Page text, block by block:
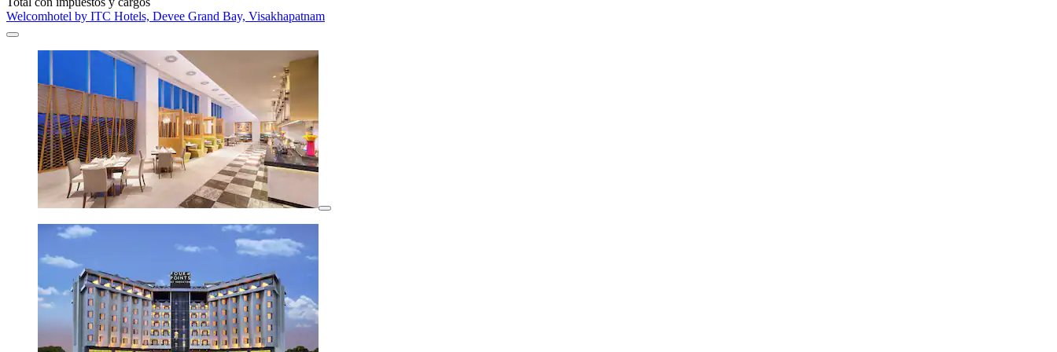
Welcomhotel by ITC Hotels, Devee Grand Bay, Visakhapatnam